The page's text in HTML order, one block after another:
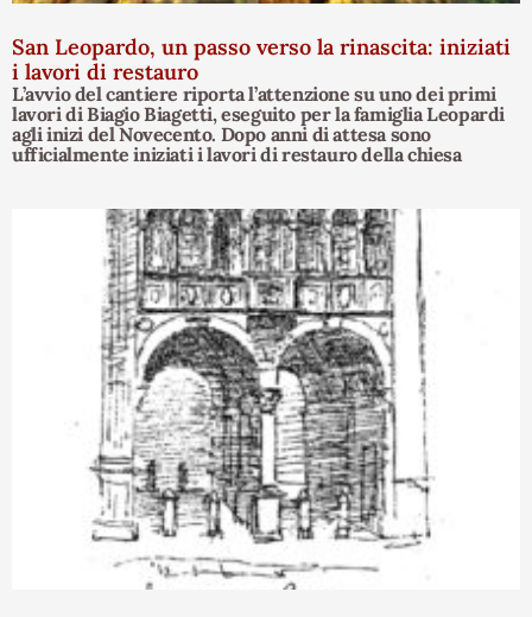
San Leopardo, un passo verso la rinascita: iniziati
i lavori di restauro
L’avvio del cantiere riporta l’attenzione su uno dei primi
lavori di Biagio Biagetti, eseguito per la famiglia Leopardi
agli inizi del Novecento. Dopo anni di attesa sono
ufficialmente iniziati i lavori di restauro della chiesa